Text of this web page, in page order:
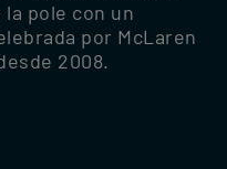
la pole con un
por McLaren
2008.